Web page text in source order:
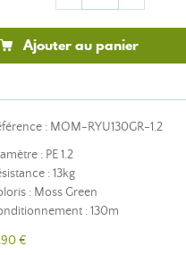
Ajouter au panier
: MOM-RYU130GR-1.2
: PE 1.2
: 13kg
: Moss Green
: 130m
€